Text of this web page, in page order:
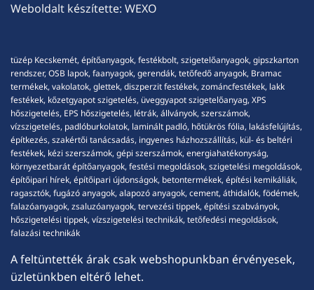
Weboldalt készítette: WEXO
tüzép Kecskemét, építőanyagok, festékbolt, szigetelőanyagok, gipszkarton
rendszer, OSB lapok, faanyagok, gerendák, tetőfedő anyagok, Bramac
termékek, vakolatok, glettek, diszperzit festékek, zománcfestékek, lakk
festékek, kőzetgyapot szigetelés, üveggyapot szigetelőanyag, XPS
hőszigetelés, EPS hőszigetelés, létrák, állványok, szerszámok,
vízszigetelés, padlóburkolatok, laminált padló, hőtükrös fólia, lakásfelújítás,
építkezés, szakértői tanácsadás, ingyenes házhozszállítás, kül- és beltéri
festékek, kézi szerszámok, gépi szerszámok, energiahatékonyság,
környezetbarát építőanyagok, festési megoldások, szigetelési megoldások,
építőipari hírek, építőipari újdonságok, betontermékek, építési kemikáliák,
ragasztók, fugázó anyagok, alapozó anyagok, cement, áthidalók, födémek,
falazóanyagok, zsaluzóanyagok, tervezési tippek, építési szabványok,
hőszigetelési tippek, vízszigetelési technikák, tetőfedési megoldások,
falazási technikák
A feltüntették árak csak webshopunkban érvényesek,
üzletünkben eltérő lehet.